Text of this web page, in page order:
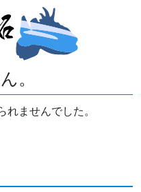
。
ませんでした。